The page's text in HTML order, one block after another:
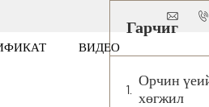
ВИДЕО
Гарчиг
Орчин
хөгжил